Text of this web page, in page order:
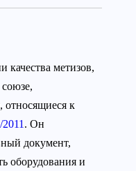
качества метизов,
относящиеся к
. Он
документ,
оборудования и